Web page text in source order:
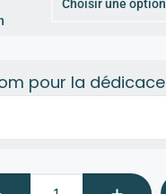
pour la dédicace